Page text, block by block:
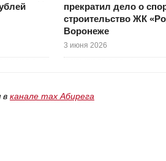
прекратил дело о
строительство ЖК
Воронеже
3 июня 2026
в канале max Абирега